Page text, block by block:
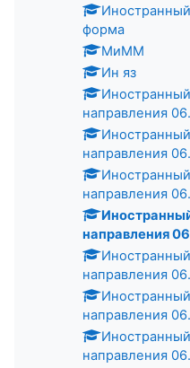
форма
МиММ
Ин яз
направления
направления
направления
направления
направления
направления
направления